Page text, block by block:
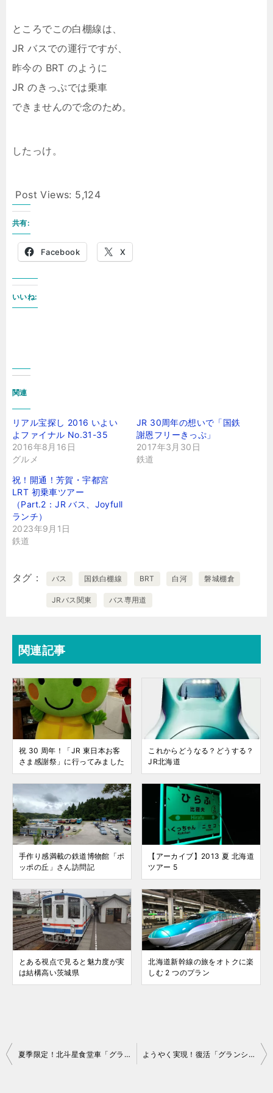
ところでこの白棚線は、
JR バスでの運行ですが、
昨今の BRT のように
JR のきっぷでは乗車
できませんので念のため。
したっけ。
Post Views: 5,124
共有:
Facebook X
いいね:
関連
リアル宝探し 2016 いよい
よファイナル No.31-35
2016年8月16日
グルメ
JR 30周年の想いで「国鉄
謝恩フリーきっぷ」
2017年3月30日
鉄道
祝！開通！芳賀・宇都宮
LRT 初乗車ツアー
（Part.2：JR バス、Joyfull
ランチ）
2023年9月1日
鉄道
タグ バス 国鉄白棚線 BRT 白河 磐城棚倉
JRバス関東 バス専用道
関連記事
祝 30 周年！「JR 東日本お客
さま感謝祭」に行ってみました
これからどうなる？どうする？
JR北海道
手作り感満載の鉄道博物館「ポ
ッポの丘」さん訪問記
【アーカイブ】2013 夏 北海道
ツアー 5
とある視点で見ると魅力度が実
は結構高い茨城県
北海道新幹線の旅をオトクに楽
しむ 2 つのプラン
投
夏季限定！北斗星食堂車「グランシャリオ」でビール飲み放題！ ようやく実現！復活「グランシャリオ」に”乗車”！！